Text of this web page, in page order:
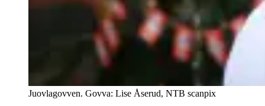
Juovlagovven. Govva: Lise Åserud, NTB scanpix